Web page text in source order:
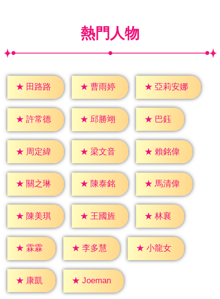
熱門人物
★ 田路路 ★ 曹雨婷 ★ 亞莉安娜
★ 許常德 ★ 邱勝翊 ★ 巴鈺
★ 周定緯 ★ 梁文音 ★ 賴銘偉
★ 關之琳 ★ 陳泰銘 ★ 馬清偉
★ 陳美琪 ★ 王國旌 ★ 林襄
★ 霖霖 ★ 李多慧 ★ 小龍女
★ 康凱 ★ Joeman